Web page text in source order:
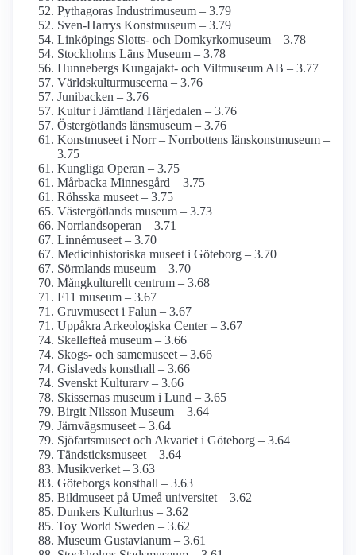
Pythagoras Industrimuseum – 3.79
Sven-Harrys Konstmuseum – 3.79
Linköpings Slotts- och Domkyrko­museum – 3.78
Stockholms Läns Museum – 3.78
Hunnebergs Kungajakt- och Viltmuseum AB – 3.77
Världskultur­museerna – 3.76
Junibacken – 3.76
Kultur i Jämtland Härjedalen – 3.76
Östergötlands länsmuseum – 3.76
Konstmuseet i Norr – Norrbottens länskonst­museum –
3.75
Kungliga Operan – 3.75
Mårbacka Minnesgård – 3.75
Röhsska museet – 3.75
Västergötlands museum – 3.73
Norrlandsoperan – 3.71
Linnémuseet – 3.70
Medicinhistoriska museet i Göteborg – 3.70
Sörmlands museum – 3.70
Mångkulturellt centrum – 3.68
F11 museum – 3.67
Gruvmuseet i Falun – 3.67
Uppåkra Arkeologiska Center – 3.67
Skellefteå museum – 3.66
Skogs- och samemuseet – 3.66
Gislaveds konsthall – 3.66
Svenskt Kulturarv – 3.66
Skissernas museum i Lund – 3.65
Birgit Nilsson Museum – 3.64
Järnvägs­museet – 3.64
Sjöfartsmuseet och Akvariet i Göteborg – 3.64
Tändsticks­museet – 3.64
Musikverket – 3.63
Göteborgs konsthall – 3.63
Bildmuseet på Umeå universitet – 3.62
Dunkers Kulturhus – 3.62
Toy World Sweden – 3.62
Museum Gustavianum – 3.61